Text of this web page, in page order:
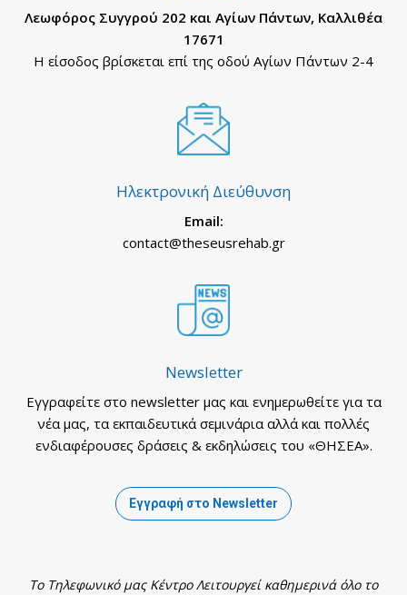
Λεωφόρος Συγγρού 202 και Αγίων Πάντων, Καλλιθέα
17671
Η είσοδος βρίσκεται επί της οδού Αγίων Πάντων 2-4
Ηλεκτρονική Διεύθυνση
Email:
contact@theseusrehab.gr
Newsletter
Εγγραφείτε στο newsletter μας και ενημερωθείτε για τα
νέα μας, τα εκπαιδευτικά σεμινάρια αλλά και πολλές
ενδιαφέρουσες δράσεις & εκδηλώσεις του «ΘΗΣΕΑ».
Εγγραφή στο Newsletter
Το Τηλεφωνικό μας Κέντρο Λειτουργεί καθημερινά όλο το